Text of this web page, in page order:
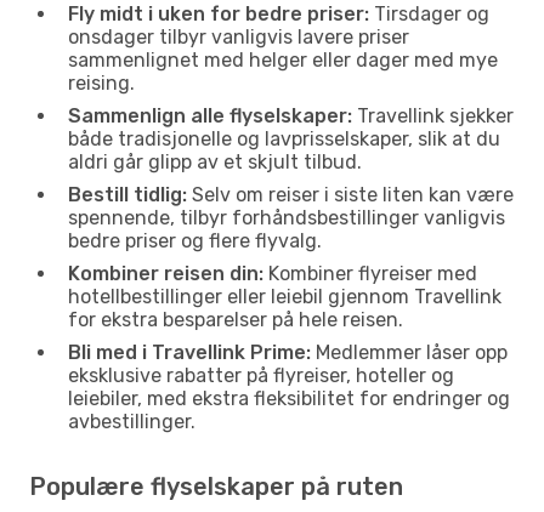
Fly midt i uken for bedre priser: Tirsdager og
onsdager tilbyr vanligvis lavere priser
sammenlignet med helger eller dager med mye
reising.
Sammenlign alle flyselskaper: Travellink sjekker
både tradisjonelle og lavprisselskaper, slik at du
aldri går glipp av et skjult tilbud.
Bestill tidlig: Selv om reiser i siste liten kan være
spennende, tilbyr forhåndsbestillinger vanligvis
bedre priser og flere flyvalg.
Kombiner reisen din: Kombiner flyreiser med
hotellbestillinger eller leiebil gjennom Travellink
for ekstra besparelser på hele reisen.
Bli med i Travellink Prime: Medlemmer låser opp
eksklusive rabatter på flyreiser, hoteller og
leiebiler, med ekstra fleksibilitet for endringer og
avbestillinger.
Populære flyselskaper på ruten